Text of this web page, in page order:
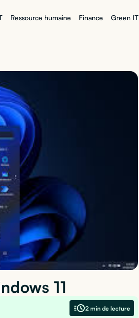
Ressource humaine Finance Green IT
11
2 min de lecture